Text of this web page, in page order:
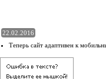
22.02.2016
Теперь сайт адаптивен к